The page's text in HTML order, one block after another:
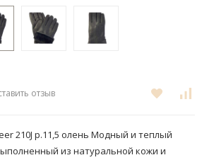
отзыв
210J р.11,5 олень Модный и теплый
из натуральной кожи и